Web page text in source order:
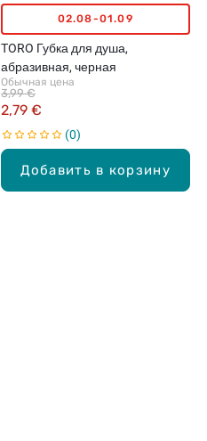
Добавить в корзину
02.08-01.09
TORO Губка для душа,
абразивная, черная
Обычная цена
2,79 €
3,99 €
0